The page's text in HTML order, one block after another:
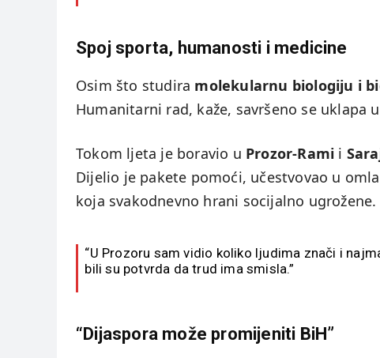
Spoj sporta, humanosti i medicine
Osim što studira molekularnu biologiju i
Humanitarni rad, kaže, savršeno se
Tokom ljeta je boravio u Prozor-Rami i
Dijelio je pakete pomoći, učestvovao u
koja svakodnevno hrani socijalno ugrožene.
“U Prozoru sam vidio koliko ljudima znači i
bili su potvrda da trud ima smisla.”
“Dijaspora može promijeniti BiH”